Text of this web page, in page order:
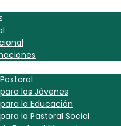
los Jóvenes
la Educación
la Pastoral Social